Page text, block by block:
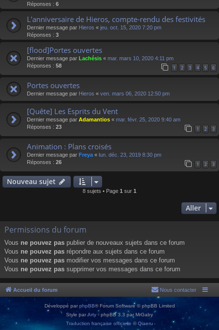
Réponses : 6
L'anniversaire de Hieros, compte-rendu des festivités
Dernier message par Hieros « jeu. oct. 15, 2020 7:20 pm
Réponses : 3
[flood]Portes ouvertes
Dernier message par Lachésis « mar. mars 10, 2020 4:11 pm
Réponses : 58 1 2 3 4 5 6
Portes ouvertes
Dernier message par Hieros « ven. mars 06, 2020 12:50 pm
[Quête] Les Esprits du Vent
Dernier message par Adamantios « mar. févr. 25, 2020 9:40 am
Réponses : 23 1 2 3
Animation : Plans croisés
Dernier message par Freya « lun. déc. 23, 2019 8:30 pm
Réponses : 26 1 2 3
Nouveau sujet
8 sujets • Page 1 sur 1
Aller
Permissions du forum
Vous ne pouvez pas publier de nouveaux sujets dans ce forum
Vous ne pouvez pas répondre aux sujets dans ce forum
Vous ne pouvez pas modifier vos messages dans ce forum
Vous ne pouvez pas supprimer vos messages dans ce forum
Accueil du forum Nous contacter
Développé par phpBB® Forum Software © phpBB Limited
Style parArty - phpBB 3.3 par MrGaby
Traduction française officielle ©Qiaeru